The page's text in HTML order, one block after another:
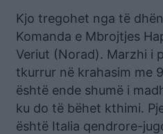
Kjo tregohet nga të
Komanda e Mbrojtjes
Veriut (Norad). Marzhi i
tkurrur në krahasim me
është ende shumë i
ku do të bëhet kthimi.
është Italia qendrore-